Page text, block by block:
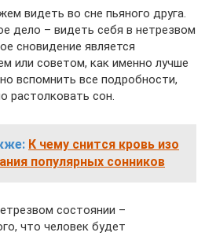
видеть во сне пьяного друга.
дело – видеть себя в нетрезвом
сновидение является
или советом, как именно лучше
вспомнить все подробности,
растолковать сон.
К чему снится кровь изо
популярных сонников
состоянии –
что человек будет